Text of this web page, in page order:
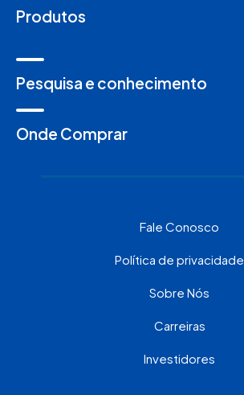
Produtos
Pesquisa e conhecimento
Onde Comprar
Fale Conosco
Política de privacidade
Sobre Nós
Carreiras
Investidores